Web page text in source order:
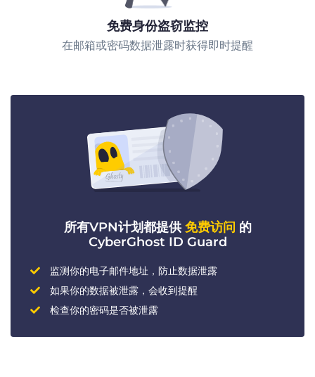
免费身份盗窃监控
在邮箱或密码数据泄露时获得即时提醒
所有VPN计划都提供免费访问 的
CyberGhost ID Guard
监测你的电子邮件地址，防止数据泄露
如果你的数据被泄露，会收到提醒
检查你的密码是否被泄露